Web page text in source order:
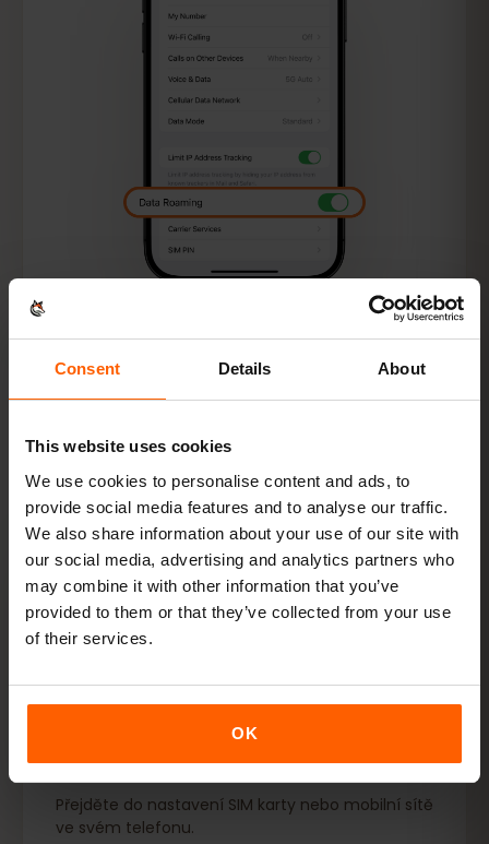
Consent Details About
This website uses cookies
We use cookies to personalise content and ads, to
provide social media features and to analyse our traffic.
We also share information about your use of our site with
our social media, advertising and analytics partners who
may combine it with other information that you’ve
provided to them or that they’ve collected from your use
of their services.
OK
Všechny návody na aktivaci podle zařízení
Po přistání
Vaše eSIM je nainstalována. Nyní si v cílové zemi
Přejděte do nastavení SIM karty nebo mobilní sítě
ve svém telefonu.